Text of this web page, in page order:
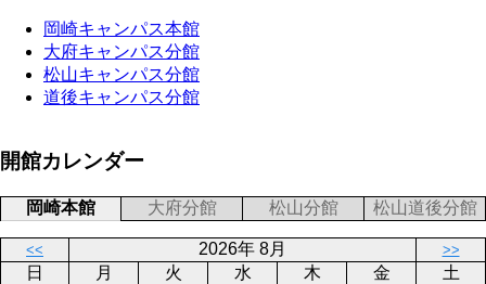
岡崎キャンパス本館
大府キャンパス分館
松山キャンパス分館
道後キャンパス分館
開館カレンダー
岡崎本館 大府分館 松山分館 松山道後分館
<< 2026年 8月 >>
日 月 火 水 木 金
土